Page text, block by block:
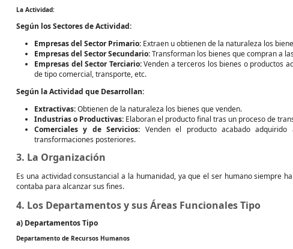
La Actividad:
Según los Sectores de Actividad:
Empresas del Sector Primario: Extraen u obtienen de la naturaleza los
Empresas del Sector Secundario:Transforman los bienes que compran a
Empresas del Sector Terciario:Venden a terceros los bienes o productos
de tipo comercial, transporte, etc.
Según la Actividad que Desarrollan:
Extractivas:Obtienen de la naturaleza los bienes que venden.
Industrias o Productivas: Elaboran el producto final tras un proceso de
Comerciales y de Servicios: Venden el producto acabado
transformaciones posteriores.
3. La Organización
Es una actividad consustancial a la humanidad, ya que el ser humano siempre
contaba para alcanzar sus fines.
4. Los Departamentos y sus Áreas Funcionales Tipo
a) Departamentos Tipo
Departamento de Recursos Humanos